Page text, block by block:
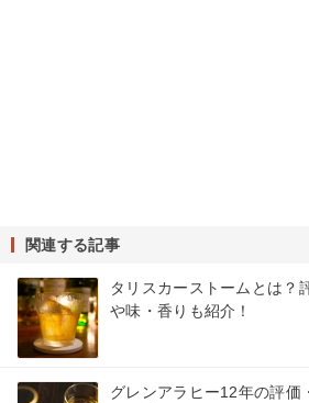
関連する記事
タリスカーストームとは？
や味・香りも紹介！
グレンアラヒー12年の評価